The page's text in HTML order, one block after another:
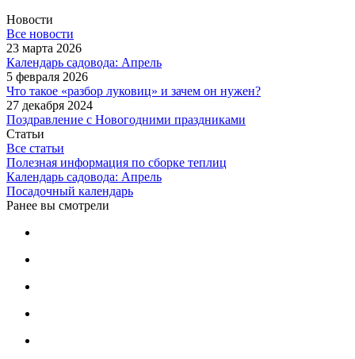
Новости
Все новости
23 марта 2026
Календарь садовода: Апрель
5 февраля 2026
Что такое «разбор луковиц» и зачем он нужен?
27 декабря 2024
Поздравление с Новогодними праздниками
Статьи
Все статьи
Полезная информация по сборке теплиц
Календарь садовода: Апрель
Посадочный календарь
Ранее вы смотрели